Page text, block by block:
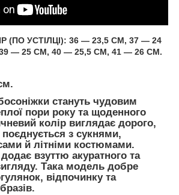
(ПО УСТІЛЦІ): 36 — 23,5 СМ, 37 — 24
— 25 СМ, 40 — 25,5 СМ, 41 — 26 СМ.
стануть чудовим
пори року та щоденного
колір виглядає дорого,
з сукнями,
й літніми костюмами.
взуттю акуратного та
Така модель добре
відпочинку та